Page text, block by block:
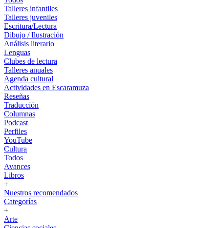
Talleres infantiles
Talleres juveniles
Escritura/Lectura
Dibujo / Ilustración
Análisis literario
Lenguas
Clubes de lectura
Talleres anuales
Agenda cultural
Actividades en Escaramuza
Reseñas
Traducción
Columnas
Podcast
Perfiles
YouTube
Cultura
Todos
Avances
Libros
+
Nuestros recomendados
Categorías
+
Arte